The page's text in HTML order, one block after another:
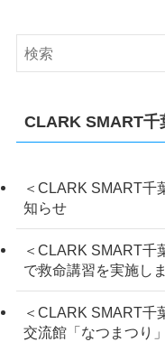
CLARK SMART千
＜CLARK SMART千
知らせ
＜CLARK SMART千
で救命講習を実施し
＜CLARK SMART千
交流館「なつまつり」